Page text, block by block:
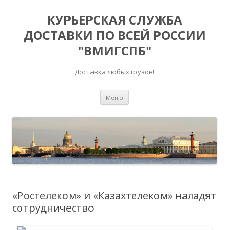
КУРЬЕРСКАЯ СЛУЖБА
ДОСТАВКИ ПО ВСЕЙ РОССИИ
"ВМИГСПБ"
Доставка любых грузов!
Меню
«Ростелеком» и «Казахтелеком» наладят
сотрудничество